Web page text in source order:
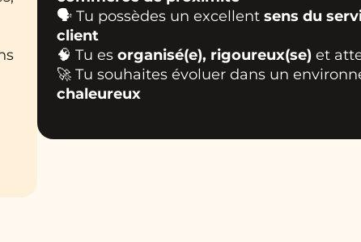
🗣️ Tu possèdes un excellent sens du
client
🧠 Tu es organisé(e), rigoureux(se) et
🚀 Tu souhaites évoluer dans un
chaleureux